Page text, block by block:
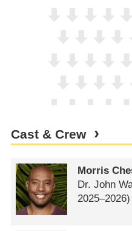
Cast & Crew
Morris
Dr. John
2025⁠–⁠2026)